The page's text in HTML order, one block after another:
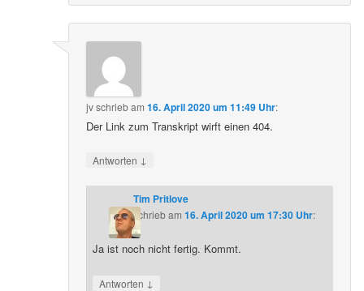
jvschriebam16. April 2020 um 11:49 Uhr:
Der Link zum Transkript wirft einen 404.
Antworten ↓
Tim Pritlove
schriebam 16. April 2020 um 17:30 Uhr:
Ja ist noch nicht fertig. Kommt.
Antworten ↓